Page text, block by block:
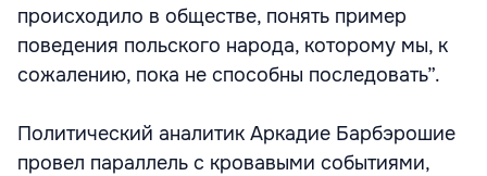
происходило в обществе, понять пример
поведения польского народа, которому мы, к
сожалению, пока не способны последовать”.
Политический аналитик Аркадие Барбэрошие
провел параллель с кровавыми событиями,